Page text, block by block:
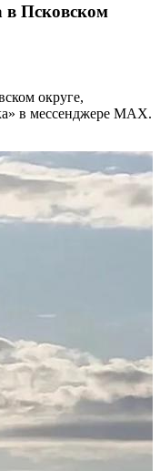
в Псковском
округе,
в мессенджере MAX.